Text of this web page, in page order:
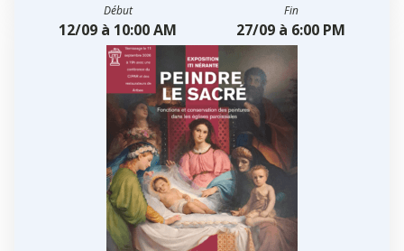
Début
12/09 à 10:00 AM
Fin
27/09 à 6:00 PM